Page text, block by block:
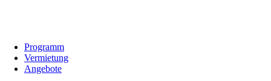
Programm
Vermietung
Angebote